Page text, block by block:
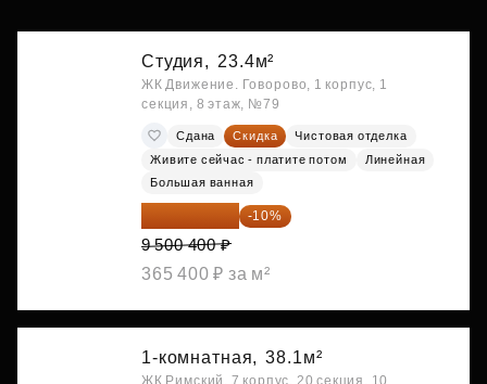
Студия, 23.4м²
ЖК Движение. Говорово, 1 корпус, 1
секция, 8 этаж, №79
Сдана Скидка
Чистовая отделка
Живите сейчас - платите потом
Линейная
Большая ванная
-10%
9 500 400 ₽
365 400 ₽ за м²
1-комнатная, 38.1м²
ЖК Римский, 7 корпус, 20 секция, 10